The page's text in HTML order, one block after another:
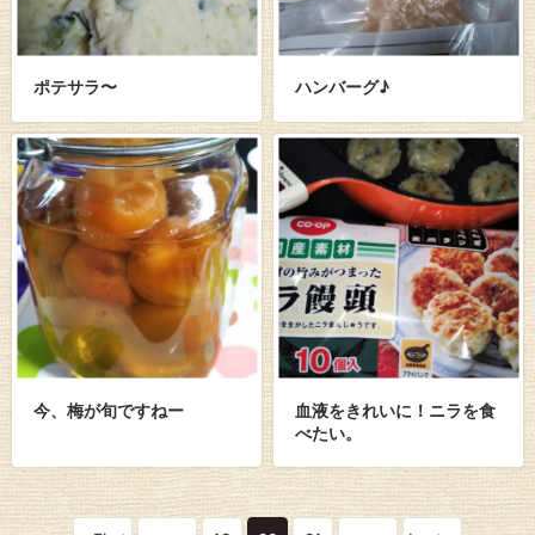
ポテサラ〜 ハンバーグ♪
今、梅が旬ですねー
血液をきれいに！ニラを食
べたい。